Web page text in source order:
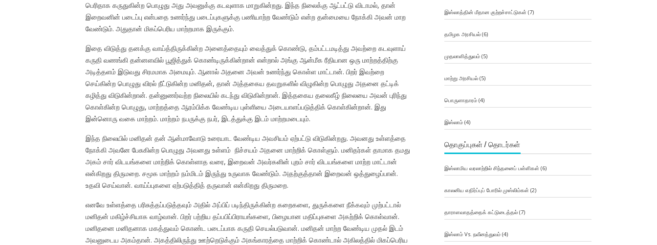
பெரிதாக கருதுகின்ற பொழுது அது அவனுக்கு கடவுளாக மாறுகின்றது. இந்த நிலைக்கு ஆட்பட்டு விடாமல், தான்
இறைவனின் படைப்பு என்பதை உணர்ந்து படைப்புகளுக்கு பணியாற்ற வேண்டும் என்ற தன்மையை நோக்கி அவன் மாற
வேண்டும். அதுதான் மிகப்பெரிய மாற்றமாக இருக்கும்.
இதை விடுத்து தனக்கு வாய்த்திருக்கின்ற அனைத்தையும் வைத்துக் கொண்டு, தம்பட்டமடித்து அவற்றை கடவுளாய்
கருதி வணங்கி தன்னளவில் பூஜித்துக் கொண்டிருக்கின்றான் என்றால் அங்கு ஆன்மீக ரீதியான ஒரு மாற்றத்திற்கு
அடித்தளம் இடுவது சிரமமாக அமையும். ஆனால் அதனை அவன் உணர்ந்து கொள்ள மாட்டான். பிறர் இவற்றை
செய்கின்ற பொழுது விரல் நீட்டுகின்ற மனிதன், தான் அத்தகைய தவறுகளில் விழுகின்ற பொழுது அதனை தட்டிக்
கழித்து விடுகின்றான். தன்னுணர்வற்ற நிலையில் கடந்து விடுகின்றான். இத்தகைய தலைகீழ் நிலையை அவன் புரிந்து
கொள்கின்ற பொழுது, மாற்றத்தை ஆரம்பிக்க வேண்டிய புள்ளியை அடையாளப்படுத்திக் கொள்கின்றான். இது
இன்னொரு வகை மாற்றம். மாற்றம் நபருக்கு நபர், இடத்துக்கு இடம் மாற்றமடையும்.
இந்த நிலையில் மனிதன் தன் ஆன்மாவோடு உரையாட வேண்டிய அவசியம் ஏற்பட்டு விடுகின்றது. அவனது உள்ளத்தை
நோக்கி அவனே பேசுகின்ற பொழுது அவனது உள்ளம் நிச்சயம் அதனை மாற்றிக் கொள்ளும். மனிதர்கள் தாமாக தமது
அகம் சார் விடயங்களை மாற்றிக் கொள்ளாத வரை, இறைவன் அவர்களின் புறம் சார் விடயங்களை மாற்ற மாட்டான்
என்கிறது திருமறை. சமூக மாற்றம் நம்மிடம் இருந்து உருவாக வேண்டும். அதற்குத்தான் இறைவன் ஒத்துழைப்பான்.
உதவி செய்வான். வாய்ப்புகளை ஏற்படுத்தித் தருவான் என்கிறது திருமறை.
எனவே உள்ளத்தை பரிசுத்தப்படுத்தவும் அதில் அப்பிப் படிந்திருக்கின்ற கறைகளை, துருக்களை நீக்கவும் முற்பட்டால்
மனிதன் மகிழ்ச்சியாக வாழ்வான். பிறர் பற்றிய தப்பபிப்பிராயங்களை, பிழையான மதிப்புகளை அகற்றிக் கொள்வான்.
மனிதனை மனிதனாக மகத்துவம் கொண்ட படைப்பாக கருதி செயல்படுவான். மனிதன் மாற்ற வேண்டிய முதல் இடம்
அவனுடைய அகம்தான். அகத்திலிருந்து ஊற்றெடுக்கும் அகங்காரத்தை மாற்றிக் கொண்டால் அகிலத்தில் மிகப்பெரிய
இஸ்லாத்தின் மீதான குற்றச்சாட்டுகள் (7)
தமிழக அரசியல்(6)
முதலாளித்துவம்(5)
மாற்று அரசியல்(5)
பொருளாதாரம்(4)
இஸ்லாம்(4)
தொகுப்புகள் / தொடர்கள்
இஸ்லாமிய வரலாற்றில் சிந்தனைப் பள்ளிகள் (6)
காலனிய எதிர்ப்புப் போரில் முஸ்லிம்கள் (2)
தாராளவாதத்தைக் கட்டுடைத்தல்(7)
இஸ்லாம் Vs. நவீனத்துவம்(4)